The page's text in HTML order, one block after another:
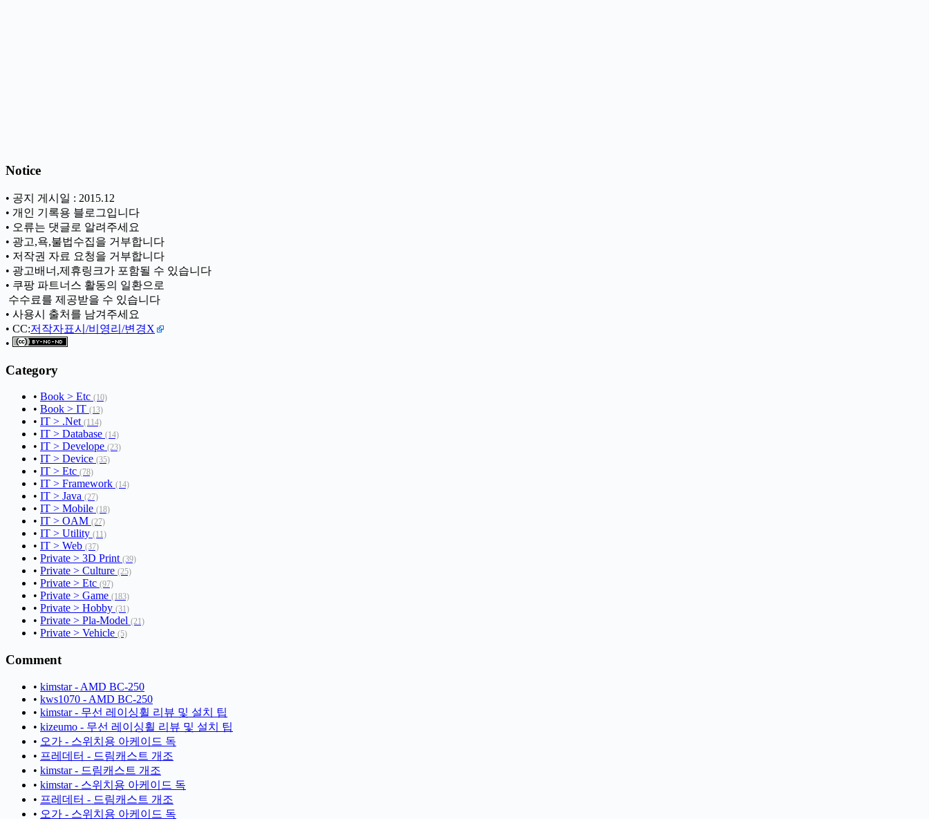
Notice
• 공지 게시일 : 2015.12
• 개인 기록용 블로그입니다
• 오류는 댓글로 알려주세요
• 광고,욕,불법수집을 거부합니다
• 저작권 자료 요청을 거부합니다
• 광고배너,제휴링크가 포함될 수 있습니다
• 쿠팡 파트너스 활동의 일환으로
ㅤ 수수료를 제공받을 수 있습니다
• 사용시 출처를 남겨주세요
• CC:저작자표시/비영리/변경X
•
Category
• Book > Etc (10)
• Book > IT (13)
• IT > .Net (114)
• IT > Database (14)
• IT > Develope (23)
• IT > Device (35)
• IT > Etc (78)
• IT > Framework (14)
• IT > Java (27)
• IT > Mobile (18)
• IT > OAM (27)
• IT > Utility (11)
• IT > Web (37)
• Private > 3D Print (39)
• Private > Culture (25)
• Private > Etc (97)
• Private > Game (183)
• Private > Hobby (31)
• Private > Pla-Model (21)
• Private > Vehicle (5)
Comment
• kimstar - AMD BC-250
• kws1070 - AMD BC-250
• kimstar - 무선 레이싱휠 리뷰 및 설치 팁
• kizeumo - 무선 레이싱휠 리뷰 및 설치 팁
• 오가 - 스위치용 아케이드 독
• 프레데터 - 드림캐스트 개조
• kimstar - 드림캐스트 개조
• kimstar - 스위치용 아케이드 독
• 프레데터 - 드림캐스트 개조
• 오가 - 스위치용 아케이드 독